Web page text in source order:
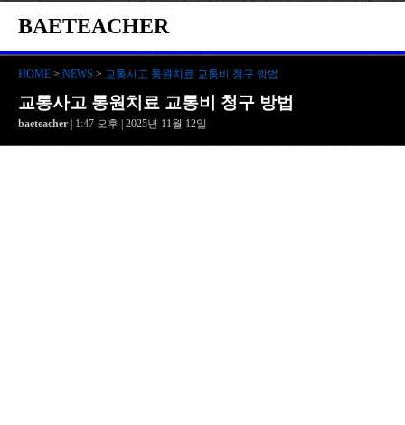
BAETEACHER
HOME > NEWS > 교통사고 통원치료 교통비 청구 방법
교통사고 통원치료 교통비 청구 방법
baeteacher | 1:47 오후 | 2025년 11월 12일